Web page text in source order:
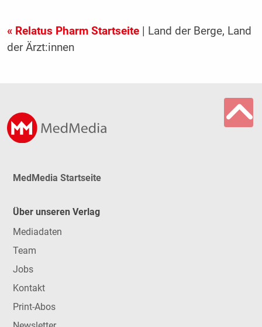
« Relatus Pharm Startseite| Land der Berge, Land
der Ärzt:innen
MedMedia Startseite
Über unseren Verlag
Mediadaten
Team
Jobs
Kontakt
Print-Abos